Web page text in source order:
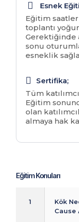
Esnek
Eğitim
toplantı
Gerektiğinde
sonu
esneklik
Sertifika;
Tüm
Eğitim
olan
almaya hak
Eğitim Konuları
1
Kök
Cause